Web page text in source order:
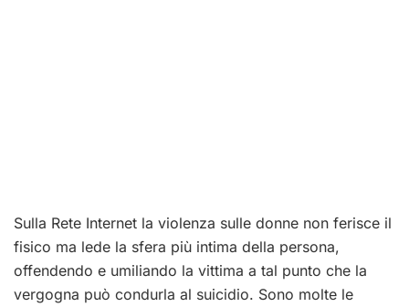
Sulla Rete Internet la violenza sulle donne non ferisce il
fisico ma lede la sfera più intima della persona,
offendendo e umiliando la vittima a tal punto che la
vergogna può condurla al suicidio. Sono molte le